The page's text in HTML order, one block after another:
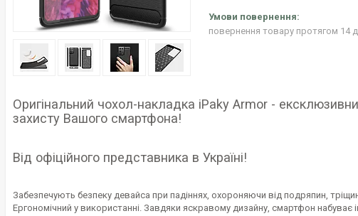
повернення товару протягом 14
Оригінальний чохол-накладка iPaky Armor -
захисту Вашого смартфона!
Від офіційного представника в Україні!
Забезпечують безпеку девайса при падіннях, охороняючи від подряпин,
Ергономічний у використанні. Завдяки яскравому дизайну, смартфон набуває